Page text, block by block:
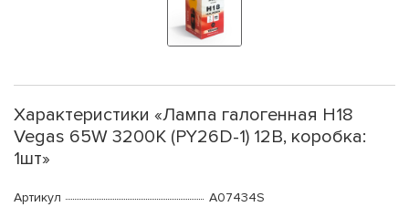
Характеристики «Лампа галогенная H18
Vegas 65W 3200K (PY26D-1) 12В, коробка:
1шт»
Артикул
A07434S